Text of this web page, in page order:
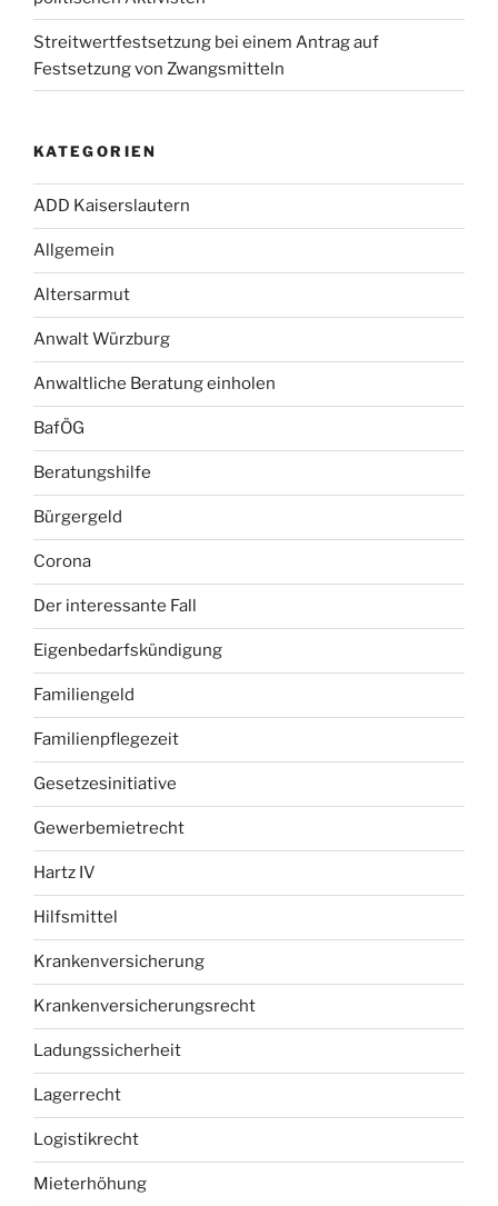
Streitwertfestsetzung bei einem Antrag auf
Festsetzung von Zwangsmitteln
KATEGORIEN
ADD Kaiserslautern
Allgemein
Altersarmut
Anwalt Würzburg
Anwaltliche Beratung einholen
BafÖG
Beratungshilfe
Bürgergeld
Corona
Der interessante Fall
Eigenbedarfskündigung
Familiengeld
Familienpflegezeit
Gesetzesinitiative
Gewerbemietrecht
Hartz IV
Hilfsmittel
Krankenversicherung
Krankenversicherungsrecht
Ladungssicherheit
Lagerrecht
Logistikrecht
Mieterhöhung